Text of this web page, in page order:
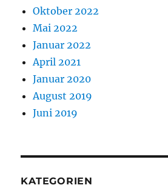
Oktober 2022
Mai 2022
Januar 2022
April 2021
Januar 2020
August 2019
Juni 2019
KATEGORIEN